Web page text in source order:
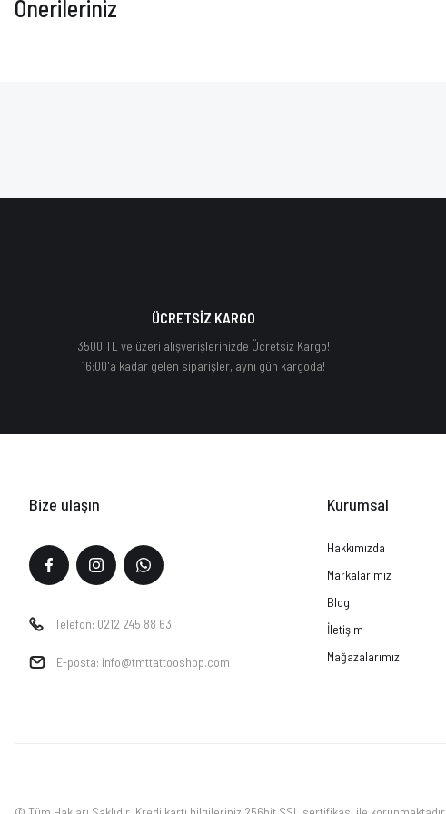
Önerileriniz
ÜCRETSİZ KARGO
3500 TL ve üzeri alışverişlerinizde Ücretsiz Kargo!
16:00'a kadar gelen siparişler, aynı gün kargoda!
Bize ulaşın
Telefon: 0212 245 88 63
E-posta: info@tmttattooshop.com
Kurumsal
Hakkımızda
Markalarımız
Blog
İletişim
Mağazalarımız